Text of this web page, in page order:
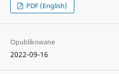
PDF (English)
Opublikowane
2022-09-16